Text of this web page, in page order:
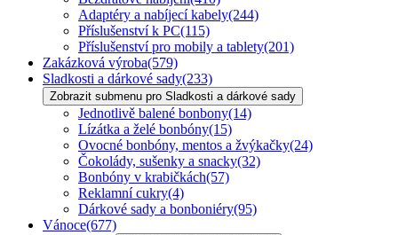
Adaptéry a nabíjecí kabely(244)
Příslušenství k PC(115)
Příslušenství pro mobily a tablety(201)
Zakázková výroba(579)
Sladkosti a dárkové sady(233)
Zobrazit submenu pro Sladkosti a dárkové sady
Jednotlivě balené bonbony(14)
Lízátka a želé bonbóny(15)
Ovocné bonbóny, mentos a žvýkačky(24)
Čokolády, sušenky a snacky(32)
Bonbóny v krabičkách(57)
Reklamní cukry(4)
Dárkové sady a bonboniéry(95)
Vánoce(677)